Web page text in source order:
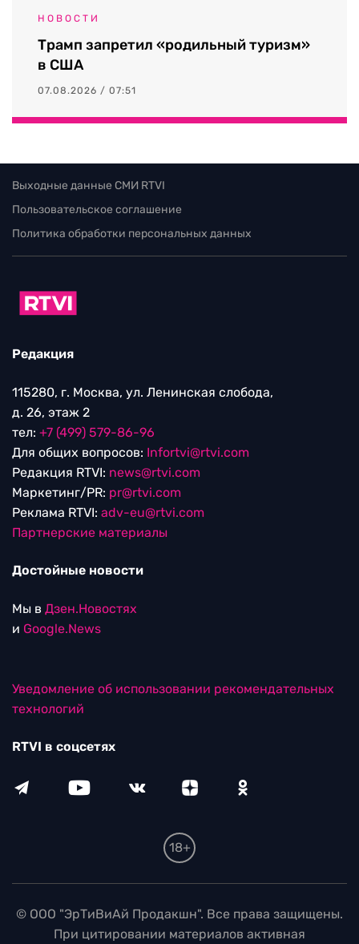
НОВОСТИ
Трамп запретил «родильный туризм»
в США
07.08.2026 / 07:51
Выходные данные СМИ RTVI
Пользовательское соглашение
Политика обработки персональных данных
Редакция
115280, г. Москва, ул. Ленинская слобода,
д. 26, этаж 2
тел: +7 (499) 579-86-96
Для общих вопросов: Infortvi@rtvi.com
Редакция RTVI: news@rtvi.com
Маркетинг/PR: pr@rtvi.com
Реклама RTVI: adv-eu@rtvi.com
Партнерские материалы
Достойные новости
Мы в Дзен.Новостях
и Google.News
Уведомление об использовании рекомендательных
технологий
RTVI в соцсетях
18+
© ООО "ЭрТиВиАй Продакшн". Все права защищены.
При цитировании материалов активная